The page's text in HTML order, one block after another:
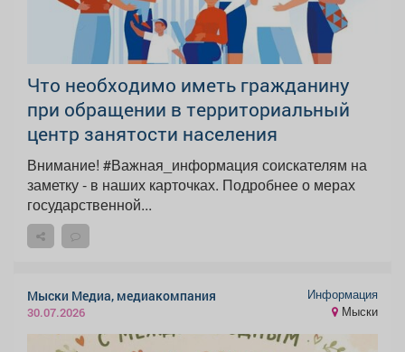
Что необходимо иметь гражданину
при обращении в территориальный
центр занятости населения
Внимание! #Важная_информация соискателям на
заметку - в наших карточках. Подробнее о мерах
государственной...
Мыски Медиа, медиакомпания
30.07.2026
Информация
Мыски